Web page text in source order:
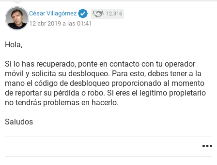
César Villagómez 12.316
12 abr 2019 a las 01:41
Hola,
Si lo has recuperado, ponte en contacto con tu operador
móvil y solicita su desbloqueo. Para esto, debes tener a la
mano el código de desbloqueo proporcionado al momento
de reportar su pérdida o robo. Si eres el legítimo propietario
no tendrás problemas en hacerlo.
Saludos